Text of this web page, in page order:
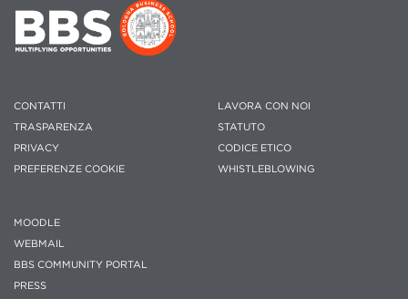
CONTATTI
TRASPARENZA
PRIVACY
PREFERENZE COOKIE
LAVORA CON NOI
STATUTO
CODICE ETICO
WHISTLEBLOWING
MOODLE
WEBMAIL
BBS COMMUNITY PORTAL
PRESS